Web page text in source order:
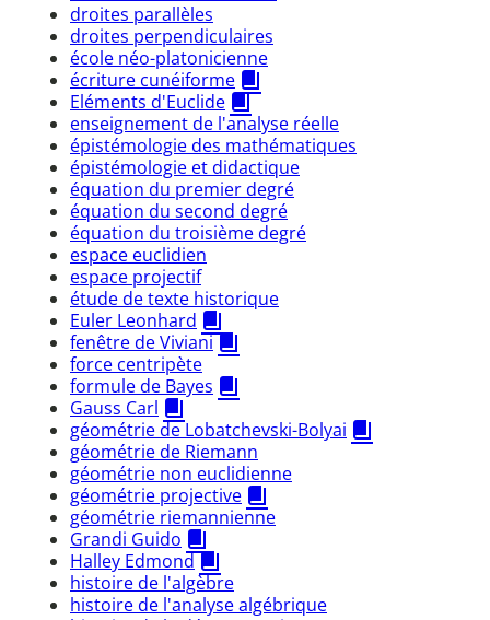
droites parallèles
droites perpendiculaires
école néo-platonicienne
écriture cunéiforme
Eléments d'Euclide
enseignement de l'analyse réelle
épistémologie des mathématiques
épistémologie et didactique
équation du premier degré
équation du second degré
équation du troisième degré
espace euclidien
espace projectif
étude de texte historique
Euler Leonhard
fenêtre de Viviani
force centripète
formule de Bayes
Gauss Carl
géométrie de Lobatchevski-Bolyai
géométrie de Riemann
géométrie non euclidienne
géométrie projective
géométrie riemannienne
Grandi Guido
Halley Edmond
histoire de l'algèbre
histoire de l'analyse algébrique